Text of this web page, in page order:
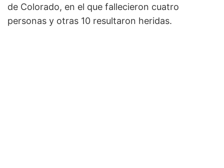
de Colorado, en el que fallecieron cuatro
personas y otras 10 resultaron heridas.